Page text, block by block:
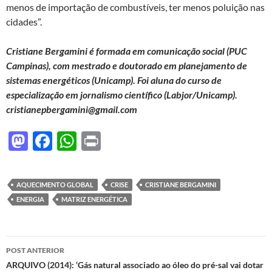
menos de importação de combustíveis, ter menos poluição nas
cidades”.
Cristiane Bergamini é formada em comunicação social (PUC
Campinas), com mestrado e doutorado em planejamento de
sistemas energéticos (Unicamp). Foi aluna do curso de
especialização em jornalismo científico (Labjor/Unicamp).
cristianepbergamini@gmail.com
M
to
d
n
F
e
b
o
k
W
at
s
p
p
nt
AQUECIMENTO GLOBAL CRISE
CRISTIANE BERGAMINI
ENERGIA
MATRIZ ENERGÉTICA
Navegação
de
POST ANTERIOR
ARQUIVO (2014): ‘Gás natural associado ao óleo do pré-sal vai dotar